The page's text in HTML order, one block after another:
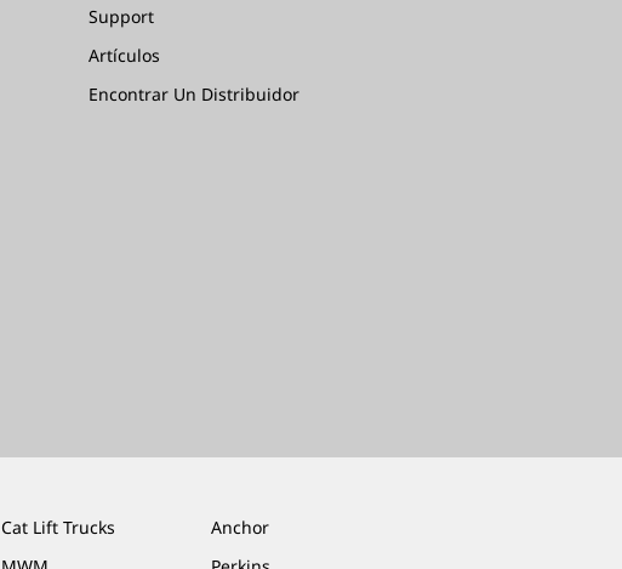
Support
Artículos
Encontrar Un Distribuidor
Cat Lift Trucks
Anchor